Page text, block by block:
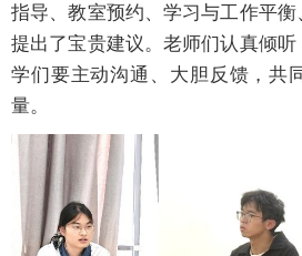
指导、教室预约、学习与工作平
提出了宝贵建议。老师们认真倾
学们要主动沟通、大胆反馈，共
量。